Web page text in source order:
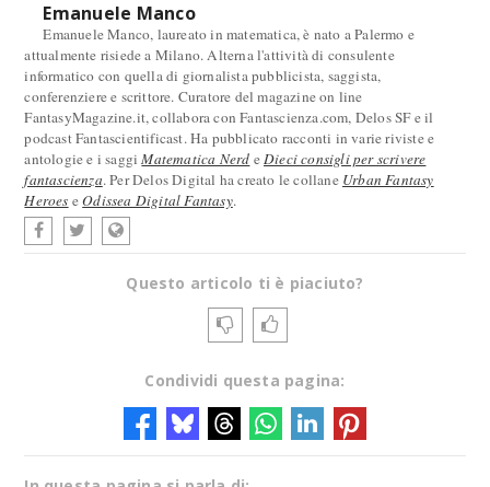
Emanuele Manco
Emanuele Manco, laureato in matematica, è nato a Palermo e
attualmente risiede a Milano. Alterna l'attività di consulente
informatico con quella di giornalista pubblicista, saggista,
conferenziere e scrittore. Curatore del magazine on line
FantasyMagazine.it, collabora con Fantascienza.com, Delos SF e il
podcast Fantascientificast. Ha pubblicato racconti in varie riviste e
antologie e i saggiMatematica Nerd eDieci consigli per scrivere
fantascienza. Per Delos Digital ha creato le collane Urban Fantasy
Heroes eOdissea Digital Fantasy.
Questo articolo ti è piaciuto?
Condividi questa pagina: